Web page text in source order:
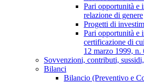
Pari opportunità e
relazione di genere
Progetti di
Pari opportunità e
certificazione di
12 marzo 1999, n.
Sovvenzioni, contributi,
Bilanci
Bilancio (Preventivo e